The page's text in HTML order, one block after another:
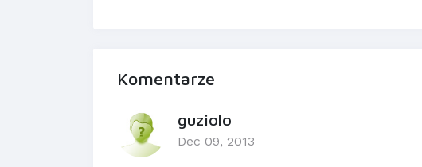
Komentarze
guziolo
Dec 09, 2013